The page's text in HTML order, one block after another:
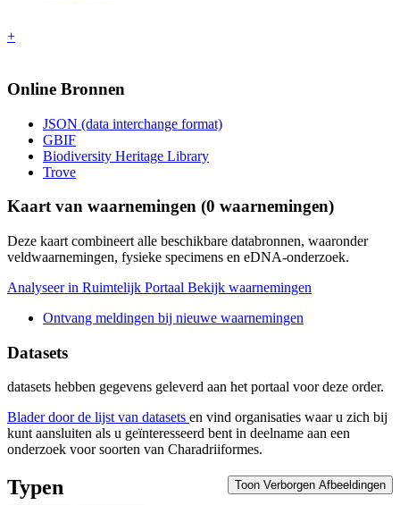
+
Online Bronnen
JSON (data interchange format)
GBIF
Biodiversity Heritage Library
Trove
Kaart van waarnemingen (0 waarnemingen)
Deze kaart combineert alle beschikbare databronnen, waaronder
veldwaarnemingen, fysieke specimens en eDNA-onderzoek.
Analyseer in Ruimtelijk Portaal Bekijk waarnemingen
Ontvang meldingen bij nieuwe waarnemingen
Datasets
datasets hebben gegevens geleverd aan het portaal voor deze order.
Blader door de lijst van datasets en vind organisaties waar u zich bij
kunt aansluiten als u geïnteresseerd bent in deelname aan een
onderzoek voor soorten van Charadriiformes.
Toon Verborgen Afbeeldingen
Typen